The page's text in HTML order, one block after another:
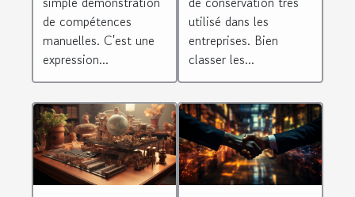
culturelle de
leur
communauté
de compétences
manuelles. C'est une
expression...
archives ?
utilisé dans les
entreprises. Bien
classer les...